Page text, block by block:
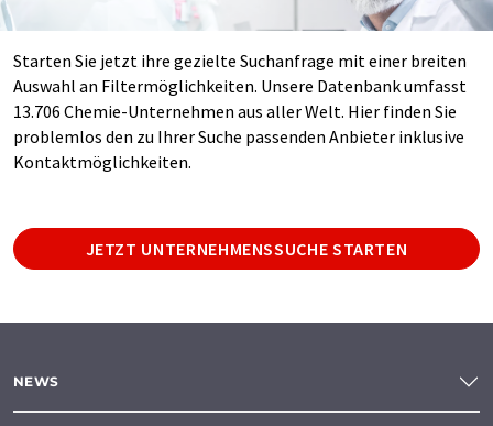
Starten Sie jetzt ihre gezielte Suchanfrage mit einer breiten
Auswahl an Filtermöglichkeiten. Unsere Datenbank umfasst
13.706 Chemie-Unternehmen aus aller Welt. Hier finden Sie
problemlos den zu Ihrer Suche passenden Anbieter inklusive
Kontaktmöglichkeiten.
JETZT UNTERNEHMENSSUCHE STARTEN
NEWS